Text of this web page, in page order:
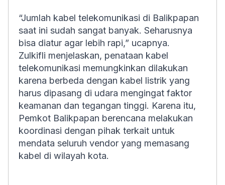
“Jumlah kabel telekomunikasi di Balikpapan
saat ini sudah sangat banyak. Seharusnya
bisa diatur agar lebih rapi,” ucapnya.
Zulkifli menjelaskan, penataan kabel
telekomunikasi memungkinkan dilakukan
karena berbeda dengan kabel listrik yang
harus dipasang di udara mengingat faktor
keamanan dan tegangan tinggi. Karena itu,
Pemkot Balikpapan berencana melakukan
koordinasi dengan pihak terkait untuk
mendata seluruh vendor yang memasang
kabel di wilayah kota.